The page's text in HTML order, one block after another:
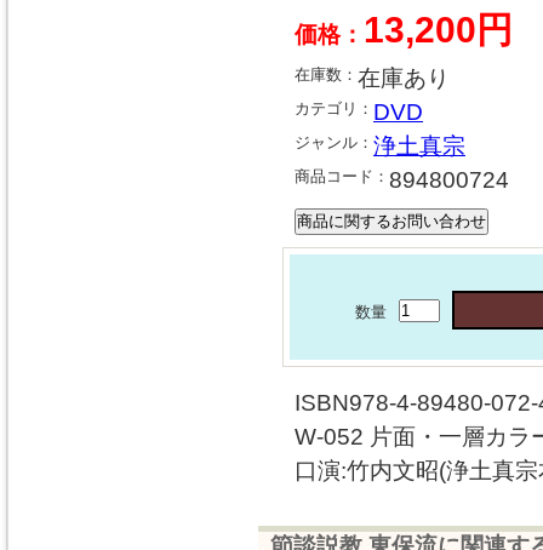
価格： 13,200円
在庫数： 在庫あり
カテゴリ： DVD
ジャンル： 浄土真宗
商品コード： 894800724
数量
ISBN978-4-89480-
W-052 片面・一層カラ
口演:竹内文昭(浄土真